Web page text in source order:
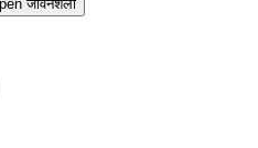
जीवनशैली